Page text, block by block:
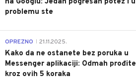
problemu ste
OPREZNO 21.11.2025.
Kako da ne ostanete bez poruka u
Messenger aplikaciji: Odmah prođite
kroz ovih 5 koraka